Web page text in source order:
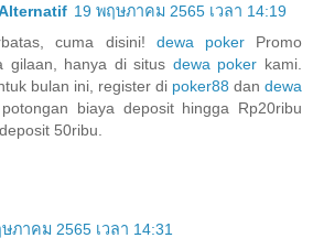
19 พฤษภาคม 2565 เวลา 14:19
cuma disini! dewa pokerPromo
gilaan, hanya di situs dewa poker kami.
bulan ini, register di poker88 dan dewa
biaya deposit hingga Rp20ribu
50ribu.
ภาคม 2565 เวลา 14:31